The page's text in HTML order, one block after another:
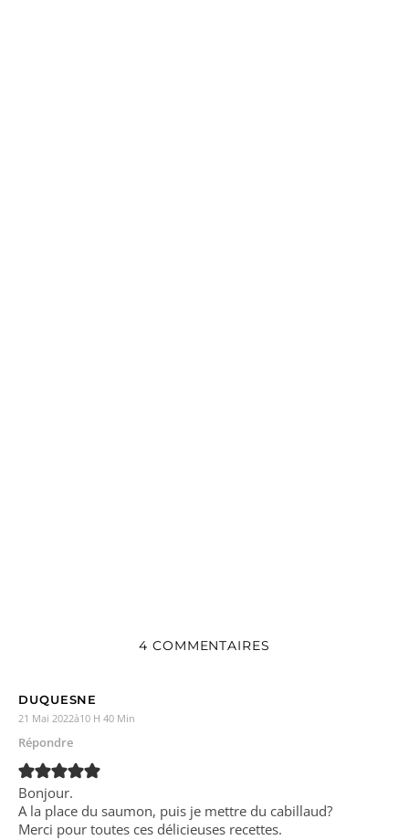
4 COMMENTAIRES
DUQUESNE
21 Mai 2022à10 H 40 Min
Répondre
Bonjour.
A la place du saumon, puis je mettre du cabillaud?
Merci pour toutes ces délicieuses recettes.